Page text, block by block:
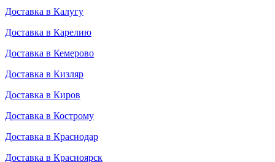
Доставка в Калугу
Доставка в Карелию
Доставка в Кемерово
Доставка в Кизляр
Доставка в Киров
Доставка в Кострому
Доставка в Краснодар
Доставка в Красноярск